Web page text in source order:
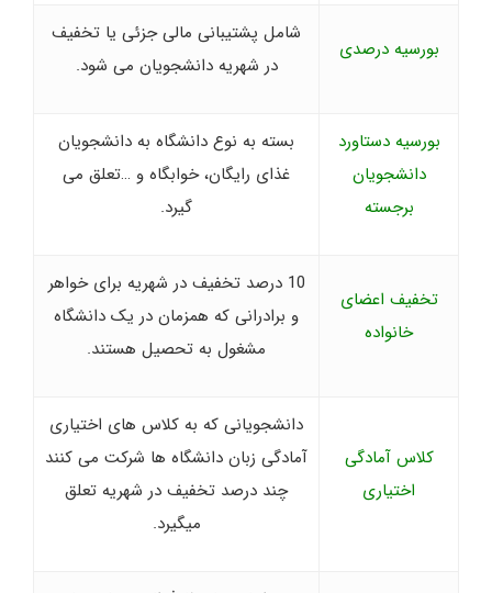
بورسیه درصدی
شامل پشتیبانی مالی جزئی یا تخفیف
در شهریه دانشجویان می شود.
بورسیه دستاورد
دانشجویان
برجسته
بسته به نوع دانشگاه به دانشجویان
غذای رایگان، خوابگاه و …تعلق می
گیرد.
تخفیف اعضای
خانواده
10 درصد تخفیف در شهریه برای خواهر
و برادرانی که همزمان در یک دانشگاه
مشغول به تحصیل هستند.
کلاس آمادگی
اختیاری
دانشجویانی که به کلاس های اختیاری
آمادگی زبان دانشگاه ها شرکت می کنند
چند درصد تخفیف در شهریه تعلق
میگیرد.